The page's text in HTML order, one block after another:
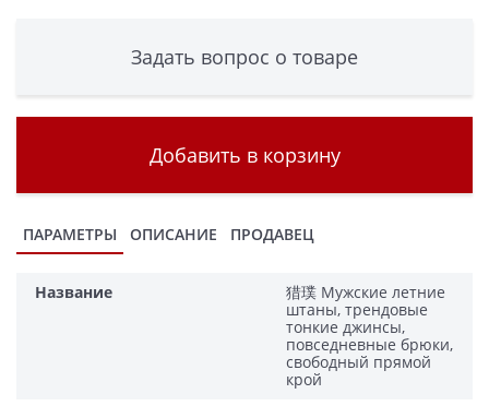
Задать вопрос о товаре
Добавить в корзину
ПАРАМЕТРЫ ОПИСАНИЕ ПРОДАВЕЦ
Название
猎璞 Мужские летние
штаны, трендовые
тонкие джинсы,
повседневные брюки,
свободный прямой
крой